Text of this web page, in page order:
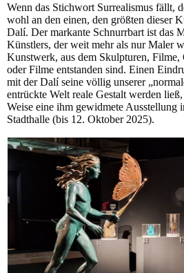
Wenn das Stichwort Surrealismus fällt,
wohl an den einen, den größten dieser
Dalí. Der markante Schnurrbart ist das
Künstlers, der weit mehr als nur Maler
Kunstwerk, aus dem Skulpturen, Filme,
oder Filme entstanden sind. Einen
mit der Dalí seine völlig unserer
entrückte Welt reale Gestalt werden
Weise eine ihm gewidmete Ausstellung
Stadthalle (bis 12. Oktober 2025).